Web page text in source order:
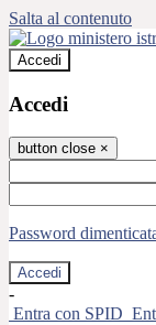
Salta al contenuto
Accedi
Accedi
button close ×
Password
-
Entra con SPID